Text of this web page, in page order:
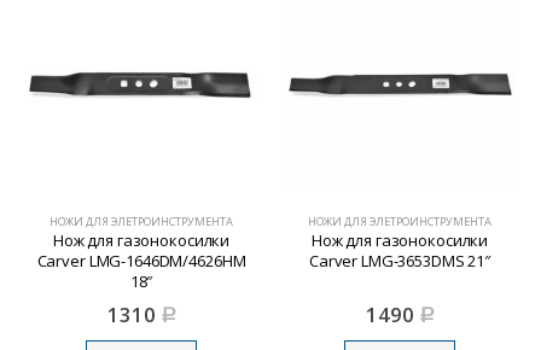
НОЖИ ДЛЯ ЭЛЕТРОИНСТРУМЕНТА
Нож для газонокосилки
Carver LMG-1646DM/4626HM
18″
1310 Р
НОЖИ ДЛЯ ЭЛЕТРОИНСТРУМЕНТА
Нож для газонокосилки
Carver LMG-3653DMS 21″
1490 Р